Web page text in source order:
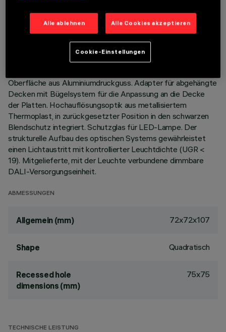
BESCHREIBUNG
White mit hohem Farbwiedergabeindex. Version zur
flächenbündigen Deckeninstallation (rahmenlos). System zur
Oberfläche aus Aluminiumdruckguss. Adapter für abgehängte
Decken mit Bügelsystem für die Anpassung an die Decke
der Platten. Hochauflösungsoptik aus metallisiertem
Thermoplast, in zurückgesetzter Position in den schwarzen
Blendschutz integriert. Schutzglas für LED-Lampe. Der
strukturelle Aufbau des optischen Systems gewährleistet
einen Lichtaustritt mit kontrollierter Leuchtdichte (UGR <
19). Mitgelieferte, mit der Leuchte verbundene dimmbare
DALI-Versorgungseinheit.
ABMESSUNGEN
Allgemein (mm) 72x72x107
Shape Quadratisch
Recessed hole
dimensions (mm)
75x75
TECHNISCHE LEISTUNG
Alle ablehnen Alle Cookies akzeptieren
Cookie-Einstellungen